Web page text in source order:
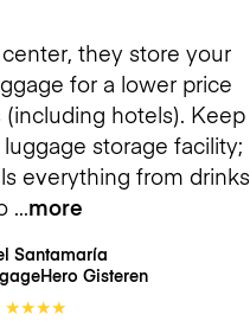
they store your
for a lower price
hotels). Keep
storage facility;
everything from drinks
more
Santamaría
Gisteren
★★★★